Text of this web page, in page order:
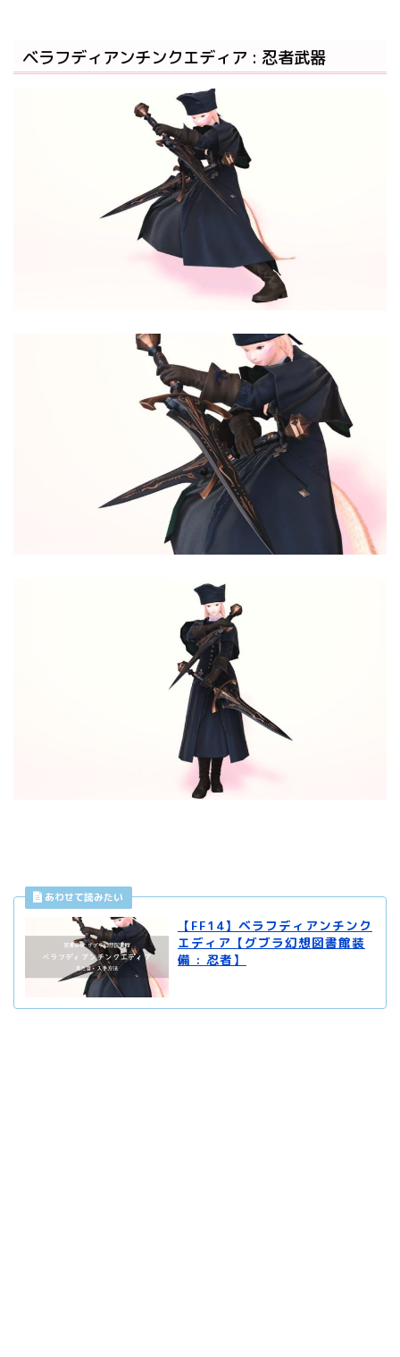
ベラフディアンチンクエディア : 忍者武器
【FF14】ベラフディアンチンク
エディア【グブラ幻想図書館装
備 : 忍者】